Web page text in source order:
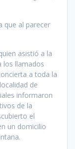
que al parecer
asistió a la
los llamados
a toda la
de
informaron
de la
el
un domicilio